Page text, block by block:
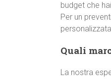
budget che
Per un
Quali
La nostra